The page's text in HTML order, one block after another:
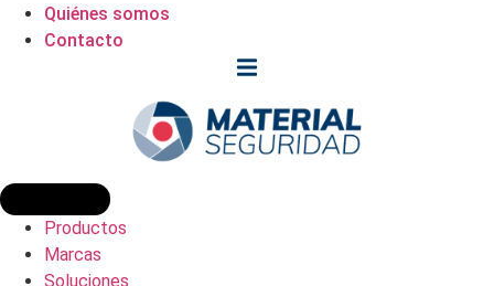
Quiénes somos
Contacto
Productos
Marcas
Soluciones